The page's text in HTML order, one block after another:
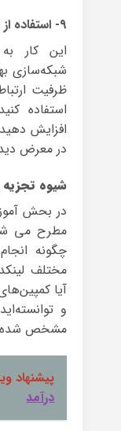
۹- استفاده از سیستم جستجوی لینکدین
این کار
شبکه‌سازی
ظرفیت
افزایش
در معرض دید
شیوه تجزیه
در بحش
مطرح می شود
چگونه
مختلف
آیا
و
مشخص شده
پیشنهاد
درآمد